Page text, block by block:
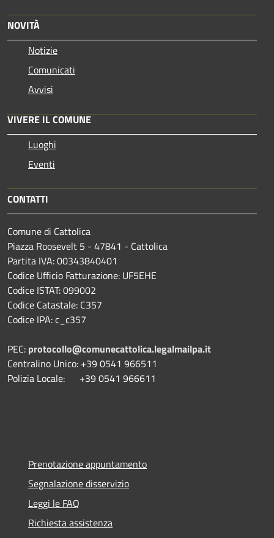
NOVITÀ
Notizie
Comunicati
Avvisi
VIVERE IL COMUNE
Luoghi
Eventi
CONTATTI
Comune di Cattolica
Piazza Roosevelt 5 - 47841 - Cattolica
Partita IVA: 00343840401
Codice Ufficio Fatturazione: UF5EHE
Codice ISTAT: 099002
Codice Catastale: C357
Codice IPA: c_c357
PEC: protocollo@comunecattolica.legalmailpa.it
Centralino Unico: +39 0541 966511
Polizia Locale: +39 0541 966611
Prenotazione appuntamento
Segnalazione disservizio
Leggi le FAQ
Richiesta assistenza